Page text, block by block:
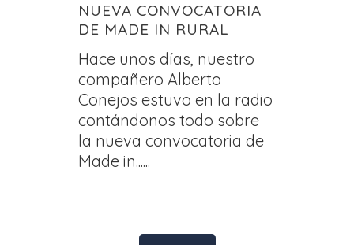
NUEVA CONVOCATORIA
DE MADE IN RURAL
Hace unos días, nuestro
compañero Alberto
Conejos estuvo en la radio
contándonos todo sobre
la nueva convocatoria de
Made in......